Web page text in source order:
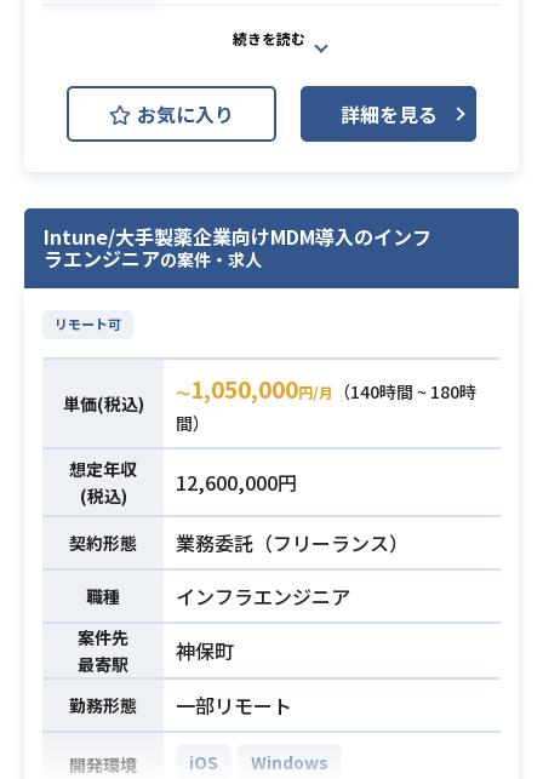
業務内容
医療機器メーカーにおけるIT基盤分
離プロジェクトにて、
インフラエンジニアとして親会社と
共用しているIT環境から
既存環境（ネットワーク、サーバ
ー、認証環境等）の調査・整理をは
じめ、
ていただきます。
【仕事内容】
下記の業務を担っていただく想定で
す。
・既存ネットワーク、サーバー、認
証環境の構成確認（ネットワーク構
成図、サーバー一覧、IPアドレス一
覧等の既存資料確認・整理）
・親会社ネットワークから独立ネッ
トワークへの切替に伴う影響範囲の
整理
・ルーター、スイッチ、無線LAN、F
irewall、VPNなどの接続確認
・Active Directory、DNS、DHCPの
お気に入り 詳細を見る
Intune/大手製薬企業向けMDM導入のインフ
ラエンジニアの案件・求人
リモート可
単価(税込) 〜1,050,000円/月
（140時間 ~ 180時
間）
想定年収
(税込)
12,600,000円
契約形態 業務委託（フリーランス）
職種 インフラエンジニア
案件先
最寄駅
神保町
勤務形態 一部リモート
開発環境 iOS Windows